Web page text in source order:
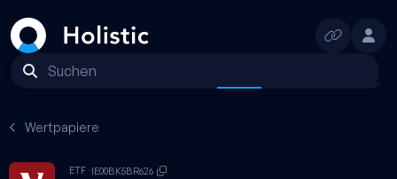
Suchen
1T 1W
Wertpapiere
ETF IE00BK5BR626